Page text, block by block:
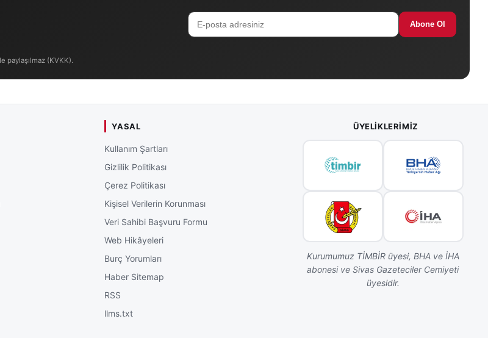
Abone Ol
paylaşılmaz (KVKK).
YASAL
Kullanım Şartları
Gizlilik Politikası
Çerez Politikası
Kişisel Verilerin Korunması
Veri Sahibi Başvuru Formu
Web Hikâyeleri
Burç Yorumları
Haber Sitemap
RSS
llms.txt
ÜYELIKLERIMIZ
Kurumumuz TİMBİR üyesi, BHA ve İHA
abonesi ve Sivas Gazeteciler Cemiyeti
üyesidir.